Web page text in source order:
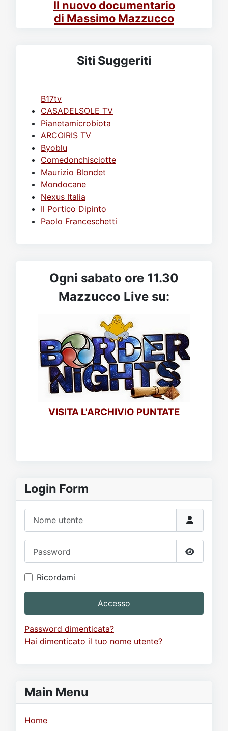
Login Form
Mostra
Ricordami
Accesso
Password dimenticata?
Hai dimenticato il tuo nome utente?
Main Menu
Home
Il nuovo documentario
di Massimo Mazzucco
Siti Suggeriti
B17tv
CASADELSOLE TV
Pianetamicrobiota
ARCOIRIS TV
Byoblu
Comedonchisciotte
Maurizio Blondet
Mondocane
Nexus Italia
Il Portico Dipinto
Paolo Franceschetti
Ogni sabato ore 11.30
Mazzucco Live su:
VISITA L'ARCHIVIO PUNTATE